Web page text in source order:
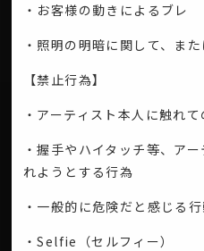
・お客様の動きによるブレ
・照明の明暗に関して、ま
【禁止行為】
・アーティスト本人に触れ
・握手やハイタッチ等、ア
れようとする行為
・一般的に危険だと感じる
・Selfie（セルフィー）